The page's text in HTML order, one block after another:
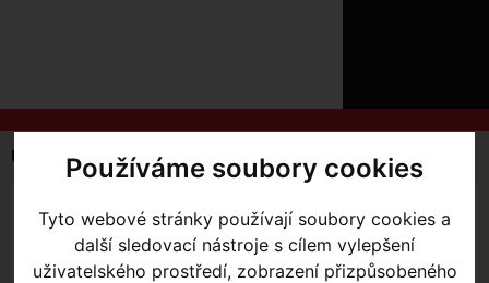
Používáme soubory cookies
Tyto webové stránky používají soubory cookies a
další sledovací nástroje s cílem vylepšení
uživatelského prostředí, zobrazení přizpůsobeného
O
SLUŽBY
Úvodní strana Výbava pro jezdce
PÁNSKÉ DÁMSKÉ